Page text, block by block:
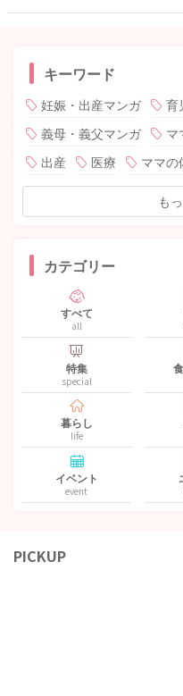
キーワード
妊娠・出産マンガ 育
義母・義父マンガ
マ
出産
医療 ママの
も
カテゴリー
すべて
all
特集
special
暮らし
life
イベント
event
PICKUP